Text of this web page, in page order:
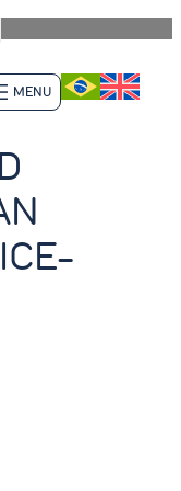
al
contenido